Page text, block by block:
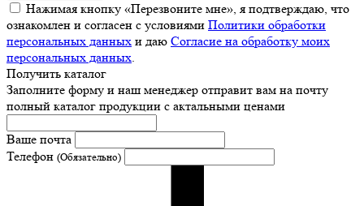
Нажимая кнопку «Перезвоните мне», я подтверждаю, что
ознакомлен и согласен с условиями Политики обработки
персональных данных и даю Согласие на обработку моих
персональных данных.
Получить каталог
Заполните форму и наш менеджер отправит вам на почту
полный каталог продукции с актальными ценами
Ваше почта
Телефон (Обязательно)